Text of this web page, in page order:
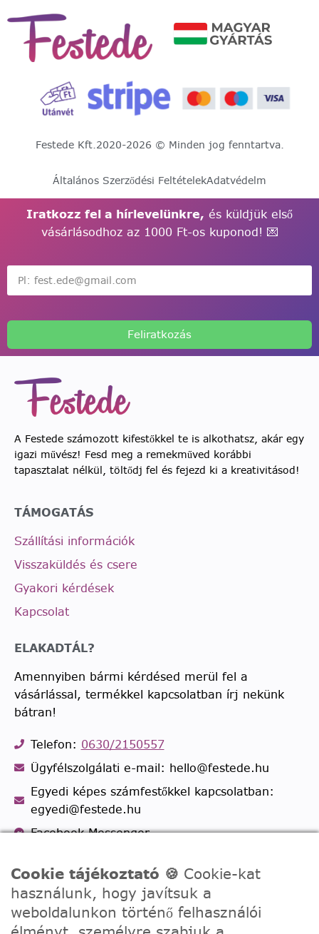
Festede Kft.2020-2026 © Minden jog fenntartva.
Általános Szerződési FeltételekAdatvédelm
Iratkozz fel a hírlevelünkre, és küldjük első
vásárlásodhoz az 1000 Ft-os kuponod! 💌
Feliratkozás
A Festede számozott kifestőkkel te is alkothatsz, akár egy
igazi művész! Fesd meg a remekműved korábbi
tapasztalat nélkül, töltődj fel és fejezd ki a kreativitásod!
TÁMOGATÁS
Szállítási információk
Visszaküldés és csere
Gyakori kérdések
Kapcsolat
ELAKADTÁL?
Amennyiben bármi kérdésed merül fel a
vásárlással, termékkel kapcsolatban írj nekünk
bátran!
Telefon: 0630/2150557
Ügyfélszolgálati e-mail: hello@festede.hu
Egyedi képes számfestőkkel kapcsolatban:
egyedi@festede.hu
Facebook Messenger
Cookie tájékoztató 🍪 Cookie-kat
használunk, hogy javítsuk a
weboldalunkon történő felhasználói